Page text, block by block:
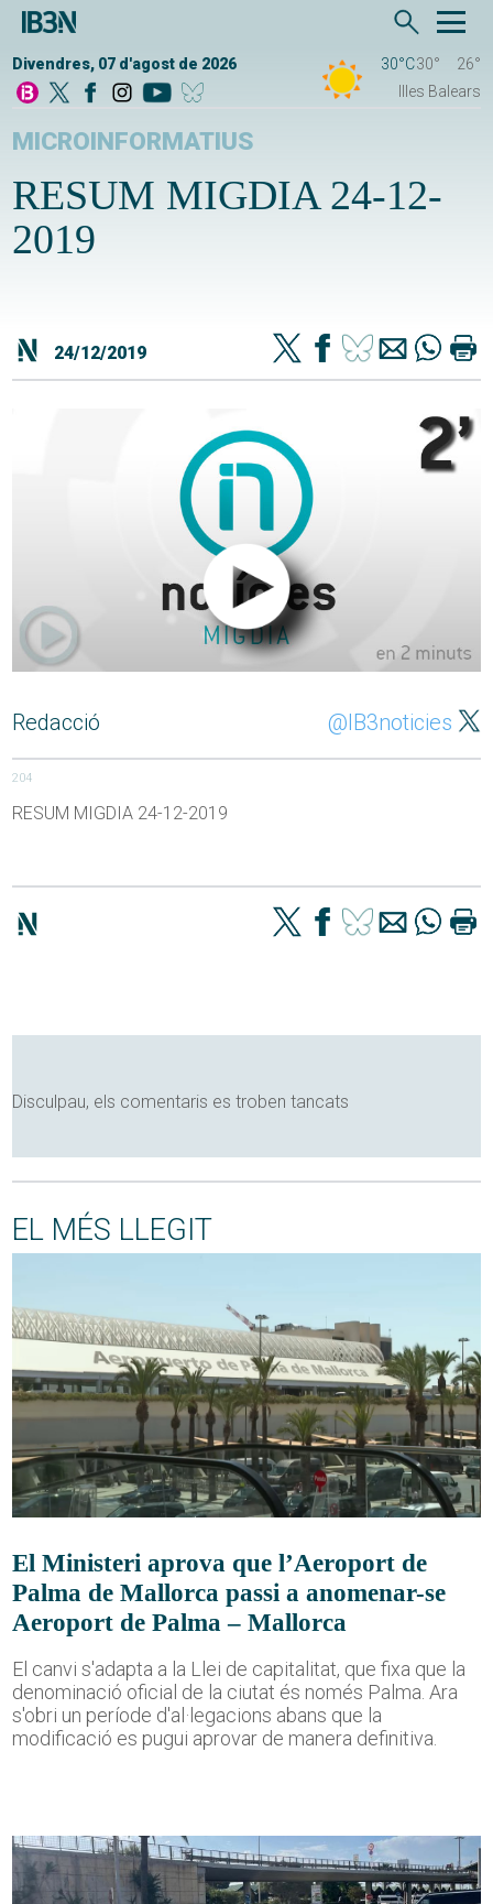
Divendres, 07 d'agost de 2026 30°C30°
26°
Illes Balears
MICROINFORMATIUS
RESUM MIGDIA 24-12-
2019
24/12/2019
Redacció @IB3noticies
204
RESUM MIGDIA 24-12-2019
Disculpau, els comentaris es troben tancats
EL MÉS LLEGIT
El Ministeri aprova que l’Aeroport de
Palma de Mallorca passi a anomenar-se
Aeroport de Palma – Mallorca
El canvi s'adapta a la Llei de capitalitat, que fixa que la
denominació oficial de la ciutat és només Palma. Ara
s'obri un període d'al·legacions abans que la
modificació es pugui aprovar de manera definitiva.